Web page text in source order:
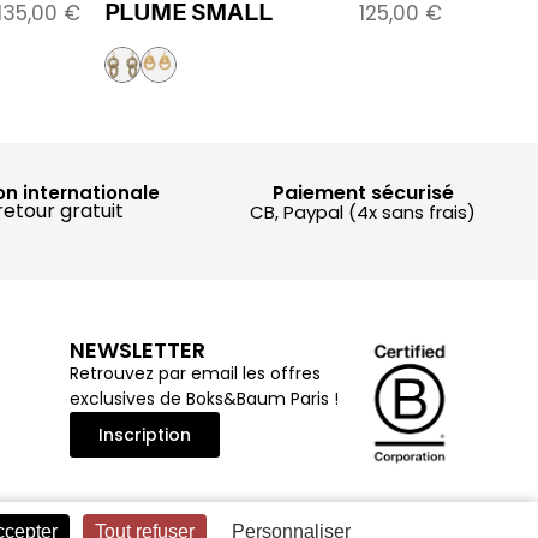
€ PLUME SMALL 125,00 €
internationale
gratuit
Paiement sécurisé
CB, Paypal (4x sans frais)
NEWSLETTER
Retrouvez par email les offres
exclusives de Boks&Baum Paris !
Inscription
Tout refuser Personnaliser